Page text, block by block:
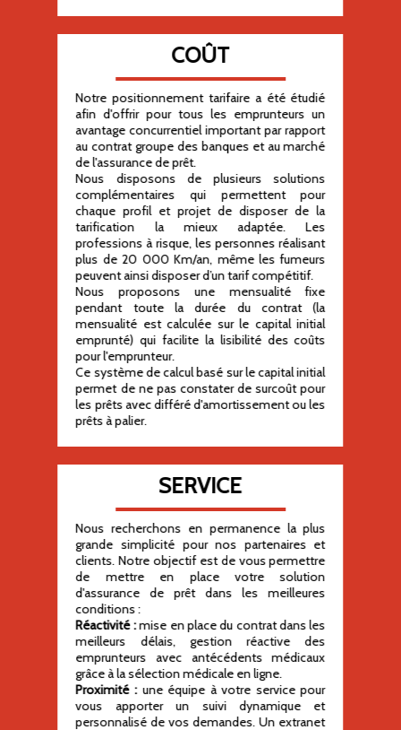
COÛT
Notre positionnement tarifaire a été étudié
afin d'offrir pour tous les emprunteurs un
avantage concurrentiel important par rapport
au contrat groupe des banques et au marché
de l'assurance de prêt.
Nous disposons de plusieurs solutions
complémentaires qui permettent pour
chaque profil et projet de disposer de la
tarification la mieux adaptée. Les
professions à risque, les personnes réalisant
plus de 20 000 Km/an, même les fumeurs
peuvent ainsi disposer d’un tarif compétitif.
Nous proposons une mensualité fixe
pendant toute la durée du contrat (la
mensualité est calculée sur le capital initial
emprunté) qui facilite la lisibilité des coûts
pour l'emprunteur.
Ce système de calcul basé sur le capital initial
permet de ne pas constater de surcoût pour
les prêts avec différé d'amortissement ou les
prêts à palier.
SERVICE
Nous recherchons en permanence la plus
grande simplicité pour nos partenaires et
clients. Notre objectif est de vous permettre
de mettre en place votre solution
d'assurance de prêt dans les meilleures
conditions :
Réactivité :mise en place du contrat dans les
meilleurs délais, gestion réactive des
emprunteurs avec antécédents médicaux
grâce à la sélection médicale en ligne.
Proximité : une équipe à votre service pour
vous apporter un suivi dynamique et
personnalisé de vos demandes. Un extranet